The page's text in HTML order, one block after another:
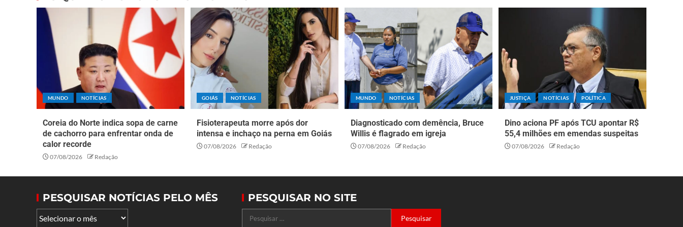
MUNDO NOTÍCIAS
Coreia do Norte indica sopa de carne
de cachorro para enfrentar onda de
calor recorde
07/08/2026 Redação
GOIÁS NOTÍCIAS
Fisioterapeuta morre após dor
intensa e inchaço na perna em Goiás
07/08/2026 Redação
MUNDO NOTÍCIAS
Diagnosticado com demência, Bruce
Willis é flagrado em igreja
07/08/2026 Redação
JUSTIÇA NOTÍCIAS POLÍTICA
Dino aciona PF após TCU apontar R$
55,4 milhões em emendas suspeitas
07/08/2026 Redação
PESQUISAR NOTÍCIAS PELO MÊS PESQUISAR NO SITE